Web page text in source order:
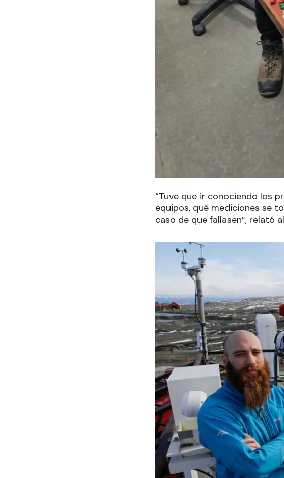
“Tuve que ir conociendo los
equipos, qué mediciones se
caso de que fallasen”, relató